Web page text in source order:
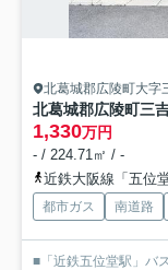
北葛城郡広陵町大字
北葛城郡広陵町
1,330万円
- / 224.71㎡ / -
近鉄大阪線「五位
都市ガス 南道路
■「近鉄五位堂駅」バ